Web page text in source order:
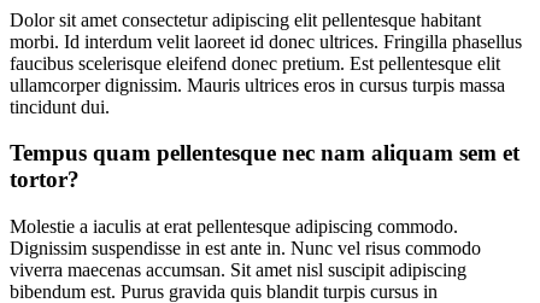
Dolor sit amet consectetur adipiscing elit pellentesque habitant
morbi. Id interdum velit laoreet id donec ultrices. Fringilla phasellus
faucibus scelerisque eleifend donec pretium. Est pellentesque elit
ullamcorper dignissim. Mauris ultrices eros in cursus turpis massa
tincidunt dui.
Tempus quam pellentesque nec nam aliquam sem et
tortor?
Molestie a iaculis at erat pellentesque adipiscing commodo.
Dignissim suspendisse in est ante in. Nunc vel risus commodo
viverra maecenas accumsan. Sit amet nisl suscipit adipiscing
bibendum est. Purus gravida quis blandit turpis cursus in